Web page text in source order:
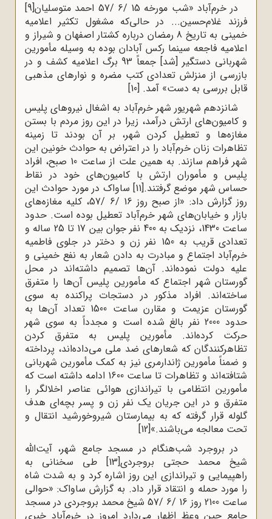
در خرم‌آباد «شب مورخه 15 /6 /57 احمد متوسلیان
[9]
فرزند غلام‌حسین... در حالی‌که مشغول تکثیر اعلامیه‌
خمینی به تاریخ 8 رمضان درباره کشتار اصفهان و شیراز و
اعلامیه فاجعه سینما رکس آبادان بوده به وسیله مأمورین
شهربانی دستگیر [شد] جمعاً 93 برگ اعلامیه کشف و در
بازرسی از منزلش تعدادی کتب مضره و نوارهای مذهبی
قابل بررسی به دست» آمد. [10]
شانزدهم شهریور شهر خرم‌آباد به اشغال نیروهای پلیس
و کامیون‌های ارتش درآمد، زیرا در این روز مردم با بستن
مغازه‌ها و تعطیل کردن شهر، بر آن بودند تا زمینه
تظاهرات زنان خرم‌آباد را در اعتراض به حوادث خونین این
شهر فراهم سازند. به همین علت از ساعت 10 صبح، افراد
پلیس و مأموران ارتش با کامیون‌های خود در نقاط
حساس شهر موضع گرفتند.[11]
ساواک در مورد حوادث این
روز گزارش داد: «از صبح روز 16 /6 /57، کلیه مغازه‌های
بازار و خیابان‌های شهر خرم‌آباد تعطیل بوده است. حدود
ساعت 1430، نزدیک به 400 نفر جوان بین 17 تا 25 ساله و
تعدادی قریب به 150 نفر زن و دختر در جلوی فاطمیه
خرم‌آباد اجتماع و مبادرت به دادن شعار به نفع خمینی و
علیه دولت نموده‌اند. آن‌ها تصمیم داشته‌اند در محل
گورستان شهر اجتماع که مأمورین پلیس آن‌ها را متفرق
ساخته‌اند. افراد مذکور در دستجات پراکنده به سوی
گورستان عزیمت و مقارن ساعت 1500 تعداد آن‌ها به
حدود 2000 نفر بالغ شده است و مجدداً به سوی شهر
حرکت کرده‌اند. مأمورین پلیس به متفرق کردن
تظاهرکنندگان که شعارهای ضد ملی می‌داده‌اند، پرداخته
و ضمناً مأمورین ژاندارمری نیز به کمک مأمورین شهربانی
شتافته‌اند و تظاهرات تا ساعت 1600 ادامه داشته است که
مأمورین انتظامی با تیراندازی هوائی عناصر اخلالگر را
متفرق و در این جریان یک نفر زن و پسر بچه‌ای هدف
گلوله قرار گرفته که به بیمارستان شیروخورشید انتقال و
تحت معالجه می‌باشند.»[12]
در بروجرد شب‌‌هنگام در مسجد جامع شهر، آیت‌الله
شیخ‌ محمد ‌حجتی ‌بروجردی[13]
طی سخنانی به
راهپیمایی و تیراندازی این روز اشاره کرد و به شدت شاه
را مورد حمله و انتقاد قرار داد. به گزارش ساواک: «حوالی
ساعت 2100 روز 16 /6 /57 شیخ محمد بروجردی در مسجد
جامع حین وعظ اظهار می‌دارد امروز در خرم‌آباد خبری